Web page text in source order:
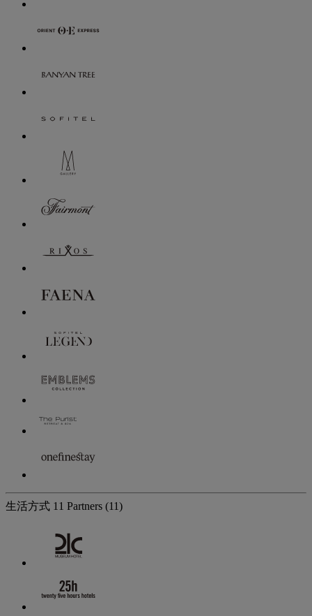
生活方式 11 Partners (11)